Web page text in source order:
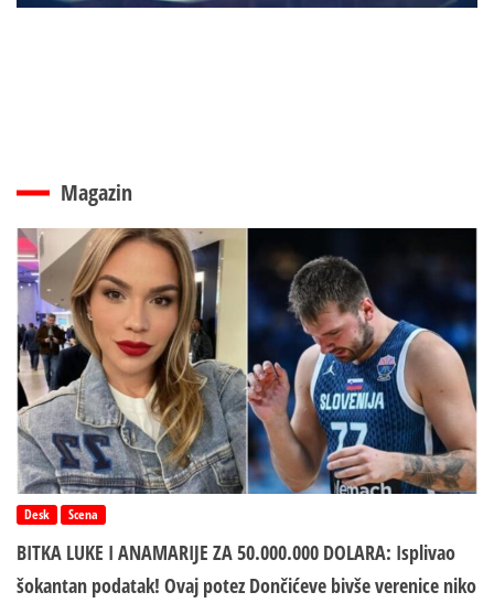
Magazin
Desk Scena
BITKA LUKE I ANAMARIJE ZA 50.000.000 DOLARA: Isplivao
šokantan podatak! Ovaj potez Dončićeve bivše verenice niko